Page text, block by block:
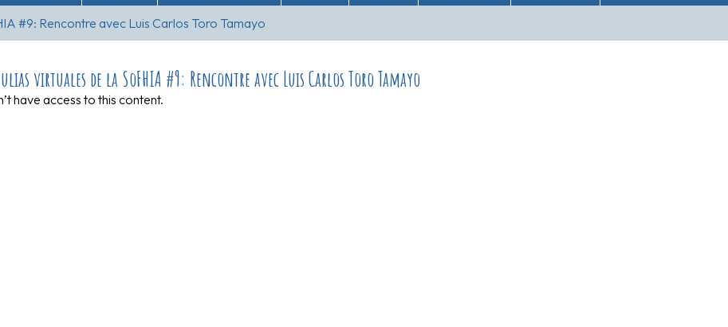
#9: Rencontre avec Luis Carlos Toro Tamayo
virtuales de la SoFHIA #9: Rencontre avec Luis Carlos Toro Tamayo
have access to this content.